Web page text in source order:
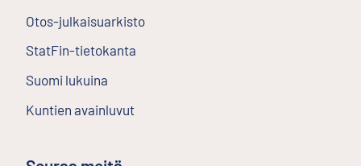
Otos-julkaisuarkisto
StatFin-tietokanta
Suomi lukuina
Kuntien avainluvut